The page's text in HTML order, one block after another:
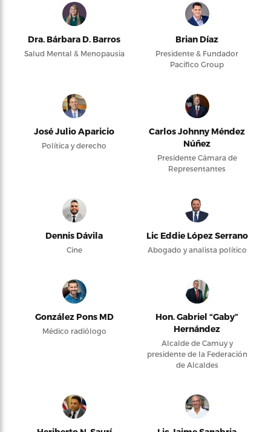
Dra. Bárbara D. Barros
Salud Mental & Menopausia
Brian Díaz
Presidente & Fundador
Pacifico Group
José Julio Aparicio
Política y derecho
Carlos Johnny Méndez
Núñez
Presidente Cámara de
Representantes
Dennis Dávila
Cine
Lic Eddie López Serrano
Abogado y analista político
González Pons MD
Médico radiólogo
Hon. Gabriel “Gaby”
Hernández
Alcalde de Camuy y
presidente de la Federación
de Alcaldes